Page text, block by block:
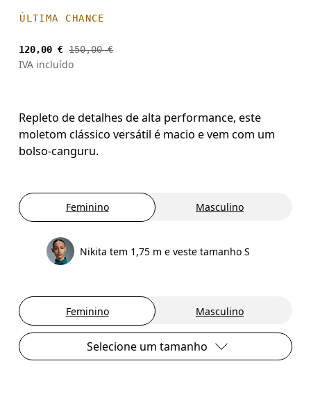
ÚLTIMA CHANCE
120,00 € 150,00 €
IVA incluído
Repleto de detalhes de alta performance, este
moletom clássico versátil é macio e vem com um
bolso-canguru.
Feminino Masculino
Nikita tem 1,75 m e veste tamanho S
Feminino Masculino
Selecione um tamanho